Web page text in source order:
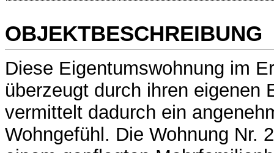
OBJEKTBESCHREIBUNG
Diese Eigentumswohnung im
überzeugt durch ihren eigenen
vermittelt dadurch ein
Wohngefühl. Die Wohnung Nr.